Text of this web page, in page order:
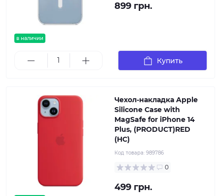
в наличии
899 грн.
Купить
Чехол-накладка Apple
Silicone Case with
MagSafe for iPhone 14
Plus, (PRODUCT)RED
(HC)
Код товара: 989786
0
499 грн.